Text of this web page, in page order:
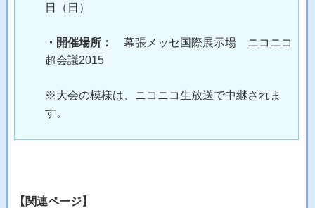
日（日）
・開催場所：
幕張メッセ国際展示場 ニコニコ
超会議2015
※大会の模様は、ニコニコ生放送で中継されま
す。
【関連ページ】